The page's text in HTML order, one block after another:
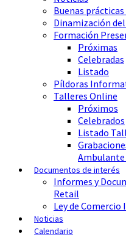
Buenas
Dinamización
Formación
Próximas
Celebradas
Listado
Píldoras
Talleres Online
Próximos
Celebrados
Listado
Ambulante
Documentos de interés
Informes y
Retail
Ley de
Noticias
Calendario